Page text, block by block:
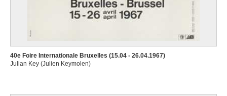
40e Foire Internationale Bruxelles (15.04 - 26.04.1967)
Julian Key (Julien Keymolen)